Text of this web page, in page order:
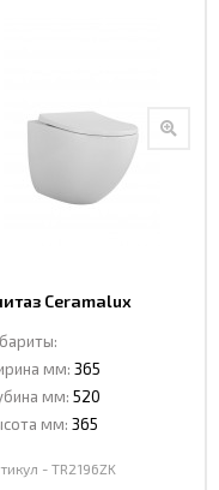
Ceramalux
мм: 365
мм: 520
мм: 365
- TR2196ZK